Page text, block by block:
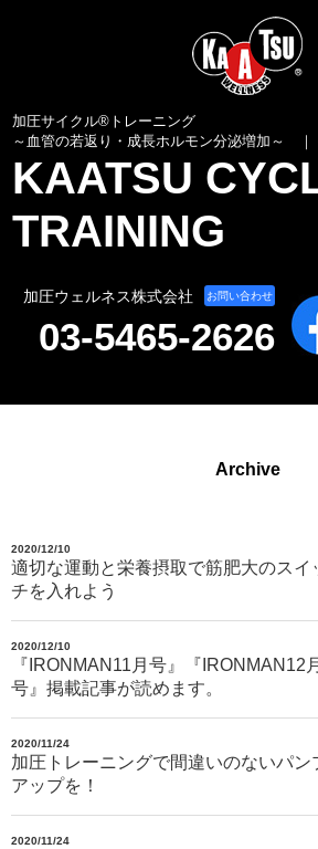
加圧サイクル®トレーニング
～血管の若返り・成長ホルモン分泌増加～ ｜
KAATSU
TRAINING
加圧ウェルネス株式会社 お問い合わせ
03-5465-2626
加圧トレーナーとは
加圧ギアの紹介
動画／トレーニング
養成講習会・加圧トレーナ
各種お申し込みはこ
Archive
2020/12/10
適切な運動と栄養摂取で筋肥大のスイ
チを入れよう
2020/12/10
『IRONMAN11月号』『IRONMAN12月
号』掲載記事が読めます。
2020/11/24
加圧トレーニングで間違いのないパン
アップを！
2020/11/24